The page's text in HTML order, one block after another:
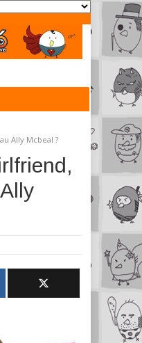
Ally Mcbeal ?